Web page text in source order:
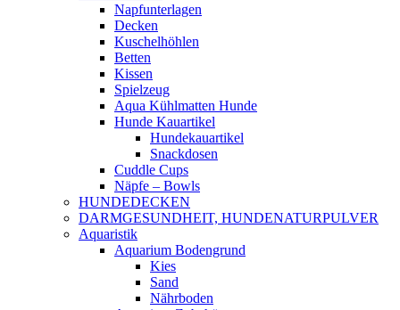
Napfunterlagen
Decken
Kuschelhöhlen
Betten
Kissen
Spielzeug
Aqua Kühlmatten Hunde
Hunde Kauartikel
Hundekauartikel
Snackdosen
Cuddle Cups
Näpfe – Bowls
HUNDEDECKEN
DARMGESUNDHEIT, HUNDENATURPULVER
Aquaristik
Aquarium Bodengrund
Kies
Sand
Nährboden